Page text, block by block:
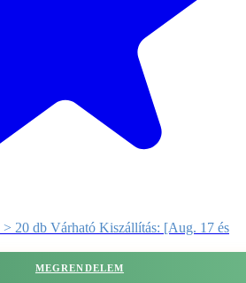
> 20 db Várható Kiszállítás: [Aug. 17 és
MEGRENDELEM